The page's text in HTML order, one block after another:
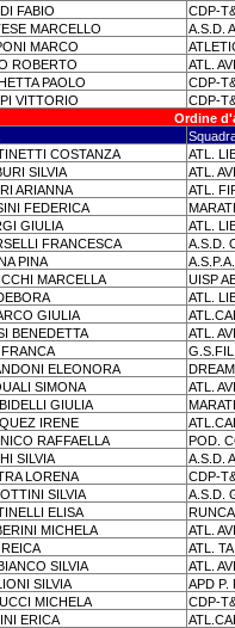
FABIO
CDP-
MARCELLO
A.S.D.
MARCO
ROBERTO
ATL.
PAOLO
CDP-
VITTORIO
CDP-
Ordine
COSTANZA
ATL.
SILVIA
ATL.
ARIANNA
ATL.
FEDERICA
GIULIA
ATL.
FRANCESCA
A.S.D.
PINA
MARCELLA
UISP
ATL.
GIULIA
BENEDETTA
ATL.
ELEONORA
SIMONA
ATL.
GIULIA
IRENE
RAFFAELLA
POD.
SILVIA
A.S.D.
LORENA
CDP-
SILVIA
A.S.D.
ELISA
MICHELA
ATL.
ATL.
SILVIA
ATL.
SILVIA
APD P.
MICHELA
CDP-
ERICA